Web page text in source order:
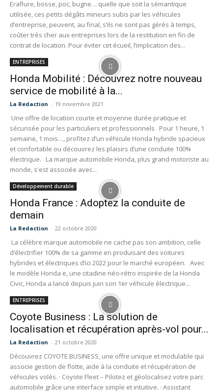
Eraflure, bosse, poc, bugne… quelle que soit la sémantique
utilisée, ces petits dégâts mineurs subis par les véhicules
d’entreprise, peuvent, au final, s’ils ne sont pas gérés à temps,
coûter très cher aux entreprises lors de la restitution en fin de
contrat de location. Pour éviter cet écueil, l’implication des...
ENTREPRISES
Honda Mobilité : Découvrez notre nouveau
service de mobilité à la...
La Redaction - 19 novembre 2021
Une offre de location courte et moyenne durée pratique et
sécurisée pour les particuliers et professionnels Pour 1 heure, 1
semaine, 1 mois…, profitez d’un véhicule Honda hybride spacieux
et confortable ou découvrez les plaisirs d’une conduite 100%
électrique. La marque automobile Honda, plus grand motoriste au
monde, s'est associée avec...
Développement durable
Honda France : Adoptez la conduite de
demain
La Redaction - 22 octobre 2020
La célèbre marque automobile ne cache pas son ambition, celle
d’électrifier 100% de sa gamme en produisant des voitures
hybrides et électriques d’ici 2022 pour le marché européen. Avec
le modèle Honda e, une citadine néo-rétro inspirée de la Honda
Civic, Honda a lancé depuis juin son 1er véhicule électrique...
ENTREPRISES
Coyote Business : La solution de
localisation et récupération après-vol pour...
La Redaction - 21 octobre 2020
Découvrez COYOTE BUSINESS, une offre unique et modulable qui
associe gestion de flotte, aide à la conduite et récupération de
véhicules volés. · Coyote Fleet – Pilotez et géolocalisez votre parc
automobile grâce une interface simple et intuitive. · Assistant